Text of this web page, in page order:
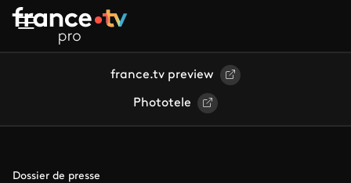
Aller au contenu principal
france.tv preview
Phototele
Dossier de presse